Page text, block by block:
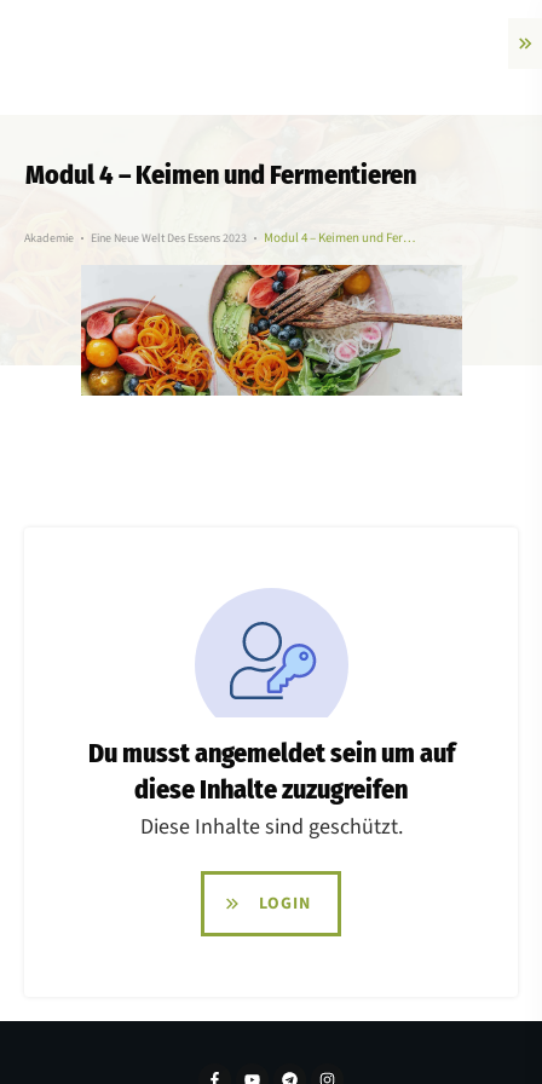
Modul 4 – Keimen und Fermentieren
Akademie Eine Neue Welt Des Essens 2023 Modul 4 – Keimen und Fermentieren
Du musst angemeldet sein um auf
diese Inhalte zuzugreifen
Diese Inhalte sind geschützt.
LOGIN